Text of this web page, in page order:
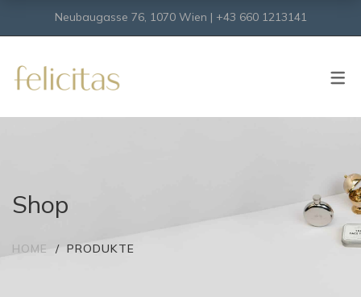
Neubaugasse 76, 1070 Wien | +43 660 1213141
Shop
HOME PRODUKTE